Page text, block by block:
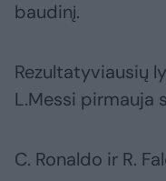
baudinį.
Rezultatyviausių
L.Messi pirmauja
C. Ronaldo ir R.